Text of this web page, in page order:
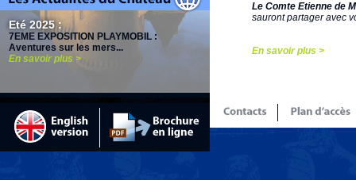
Le Comte Etienne de
sauront partager avec
En savoir plus >
Eté 2025 :
7EME EXPOSITION PLAYMOBIL :
Aventures sur les mers...
En savoir plus >